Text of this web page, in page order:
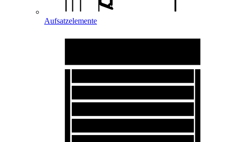
Aufsatzelemente